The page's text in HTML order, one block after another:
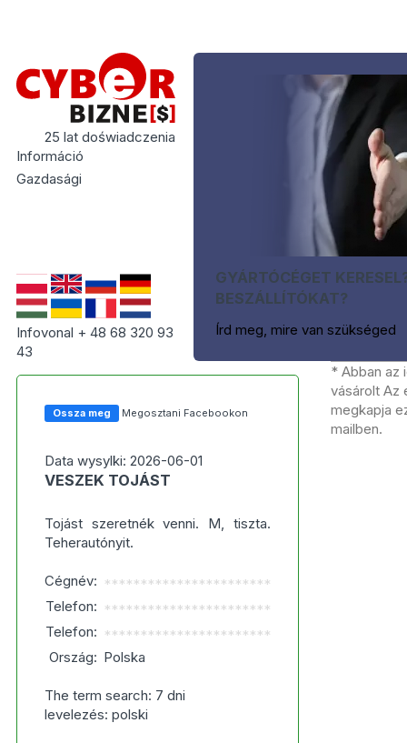
25 lat doświadczenia
Információ
Gazdasági
Infovonal + 48 68 320 93
43
GYÁRTÓCÉGET
BESZÁLLÍTÓKAT?
Írd meg, mire van szükséged
Ossza meg Megosztani Facebookon
Data wysylki: 2026-06-01
VESZEK TOJÁST
Tojást szeretnék venni. M, tiszta.
Teherautónyit.
Cégnév: ***********************
Telefon: ***********************
Telefon: ***********************
Ország: Polska
The term search: 7 dni
levelezés: polski
* Abban az
vásárolt Az
megkapja
mailben.